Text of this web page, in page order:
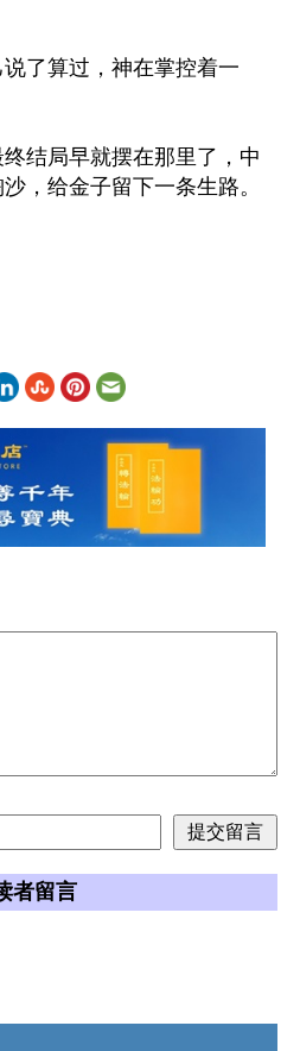
了算过，神在掌控着一
结局早就摆在那里了，中
，给金子留下一条生路。
者留言